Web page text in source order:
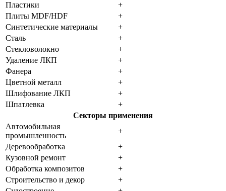
Пластики
+
Плиты MDF/HDF
+
Синтетические материалы
+
Сталь
+
Стекловолокно
+
Удаление ЛКП
+
Фанера
+
Цветной металл
+
Шлифование ЛКП
+
Шпатлевка
+
Секторы применения
Автомобильная
промышленность
+
Деревообработка
+
Кузовной ремонт
+
Обработка композитов
+
Строительство и декор
+